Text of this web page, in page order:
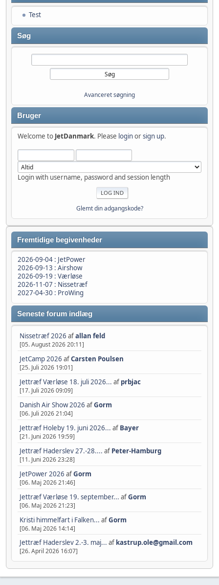
Test
Søg
Avanceret søgning
Bruger
Welcome to JetDanmark. Please loginorsign up.
Login with username, password and session length
Glemt din adgangskode?
Fremtidige begivenheder
2026-09-04 : JetPower
2026-09-13 : Airshow
2026-09-19 : Værløse
2026-11-07 : Nissetræf
2027-04-30 : ProWing
Seneste forum indlæg
Nissetræf 2026 afallan feld
[05. August 2026 20:11]
JetCamp 2026 afCarsten Poulsen
[25. Juli 2026 19:01]
Jettræf Værløse 18. juli 2026... af prbjac
[17. Juli 2026 09:09]
Danish Air Show 2026 afGorm
[06. Juli 2026 21:04]
Jettræf Holeby 19. juni 2026... af Bayer
[21. Juni 2026 19:59]
Jettræf Haderslev 27.-28.... af Peter-Hamburg
[11. Juni 2026 23:28]
JetPower 2026 afGorm
[06. Maj 2026 21:46]
Jettræf Værløse 19. september... afGorm
[06. Maj 2026 21:23]
Kristi himmelfart i Falken... afGorm
[06. Maj 2026 14:14]
Jettræf Haderslev 2.-3. maj... af kastrup.ole@gmail.com
[26. April 2026 16:07]